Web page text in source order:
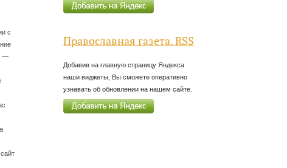
с
—
Православная газета. RSS
Добавив на главную страницу Яндекса
наши виджеты, Вы сможете оперативно
узнавать об обновлении на нашем сайте.